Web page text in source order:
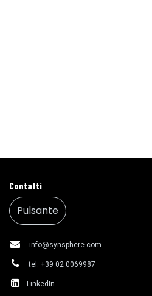
Contatti
Pulsante
info@synsphere.com
tel: +39 02 0069987
LinkedIn